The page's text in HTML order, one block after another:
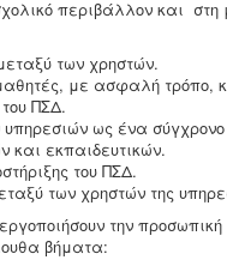
περιβάλλον και στη
των χρηστών.
με ασφαλή τρόπο,
ΠΣΔ.
ως ένα
και εκπαιδευτικών.
του ΠΣΔ.
των χρηστών της
την
βήματα: